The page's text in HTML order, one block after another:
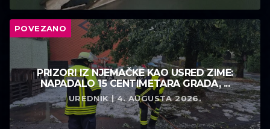
POVEZANO
PRIZORI IZ NJEMAČKE KAO USRED ZIME:
NAPADALO 15 CENTIMETARA GRADA, ...
UREDNIK | 4. AUGUSTA 2026.